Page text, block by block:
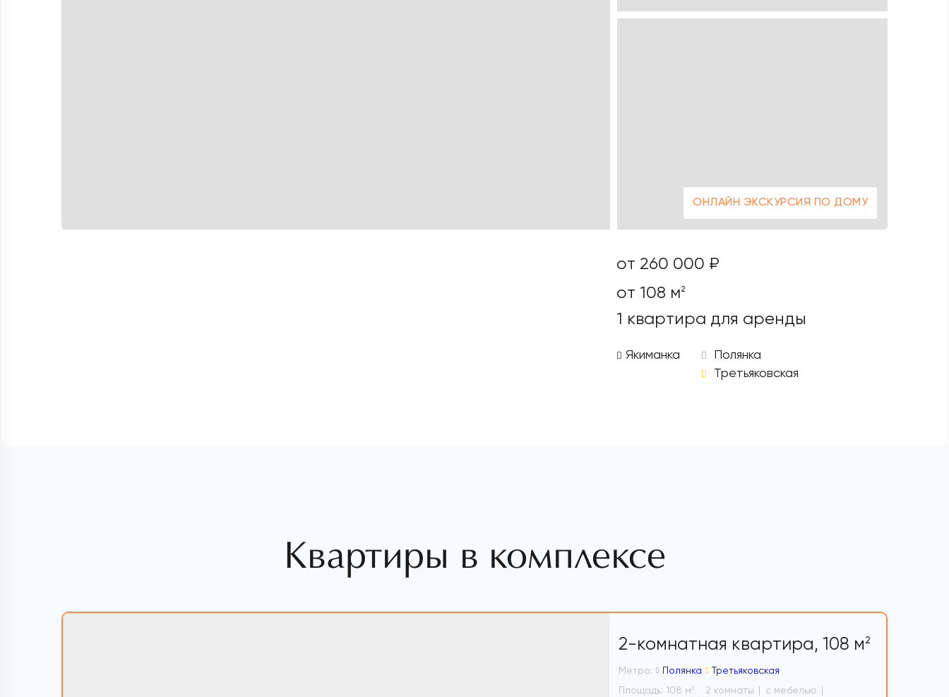
ОНЛАЙН ЭКСКУРСИЯ ПО ДОМУ
от 260 000 ₽
от 108 м2
1 квартира для аренды
Якиманка
Полянка
Третьяковская
Квартиры в комплексе
2-комнатная квартира, 108 м 2
Метро: Полянка
Третьяковская
Площадь: 108 м 2 2 комнаты
с мебелью